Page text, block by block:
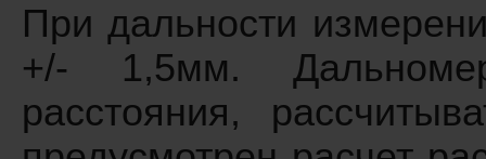
При дальности
+/- 1,5мм.
расстояния,